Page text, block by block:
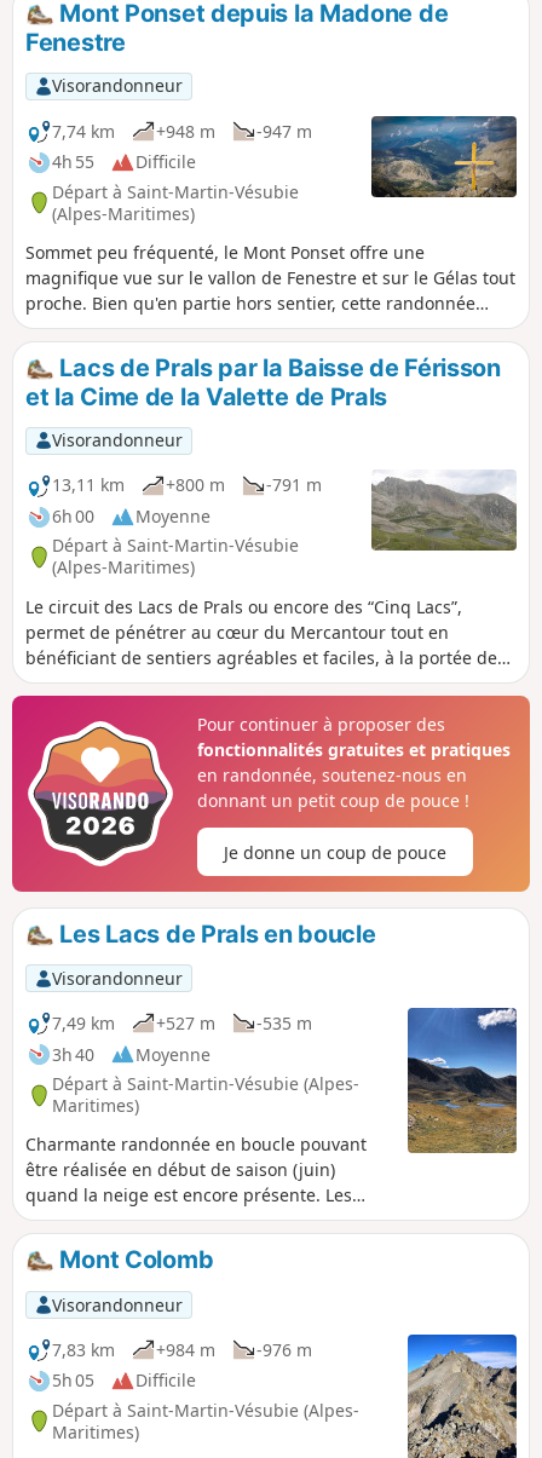
Mont Ponset depuis la Madone de
Fenestre
Visorandonneur
7,74 km
+948 m
-947 m
4h 55
Difficile
Départ à Saint-Martin-Vésubie
(Alpes-Maritimes)
Sommet peu fréquenté, le Mont Ponset offre une
magnifique vue sur le vallon de Fenestre et sur le Gélas tout
proche. Bien qu'en partie hors sentier, cette randonnée
reste accessible - hormis des pentes soutenues.
Lacs de Prals par la Baisse de Férisson
et la Cime de la Valette de Prals
Visorandonneur
13,11 km
+800 m
-791 m
6h 00
Moyenne
Départ à Saint-Martin-Vésubie
(Alpes-Maritimes)
Le circuit des Lacs de Prals ou encore des “Cinq Lacs”,
permet de pénétrer au cœur du Mercantour tout en
bénéficiant de sentiers agréables et faciles, à la portée de
tout marcheur. Ce circuit vous permettra de découvrir la
son panorama complet sur la haute Vésubie ainsi que sur
les grandes cimes neigeuses de l’Oisans, avant d'atteindre
le site des Lacs de Prals.
Pour continuer à proposer des
fonctionnalités gratuites et pratiques
en randonnée, soutenez-nous en
donnant un petit coup de pouce !
Je donne un coup de pouce
Les Lacs de Prals en boucle
Visorandonneur
7,49 km
+527 m
-535 m
3h 40
Moyenne
Départ à Saint-Martin-Vésubie (Alpes-
Maritimes)
Charmante randonnée en boucle pouvant
être réalisée en début de saison (juin)
quand la neige est encore présente. Les
chamois sont très souvent au rendez-vous
(tôt le matin). La zone des lacs est très
agréable et offre de nombreux choix et vues
pour pique-niquer.
Mont Colomb
Visorandonneur
7,83 km
+984 m
-976 m
5h 05
Difficile
Départ à Saint-Martin-Vésubie (Alpes-
Maritimes)